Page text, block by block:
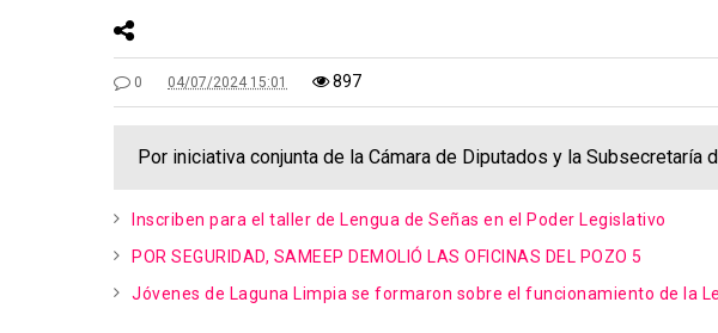
0 04/07/2024 15:01 897
Por iniciativa conjunta de la Cámara de Diputados y la Subsecretaría
Inscriben para el taller de Lengua de Señas en el Poder Legislativo
POR SEGURIDAD, SAMEEP DEMOLIÓ LAS OFICINAS DEL POZO 5
Jóvenes de Laguna Limpia se formaron sobre el funcionamiento de la